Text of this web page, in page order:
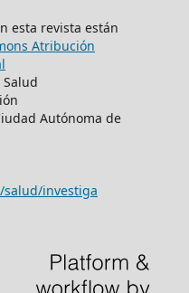
esta revista están
Atribución
Autónoma de
investiga